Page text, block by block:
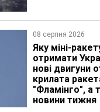
08 серпня 2026
Яку міні-
отримати
нові двигуни
крилата
"Фламінго", а
новини тижня